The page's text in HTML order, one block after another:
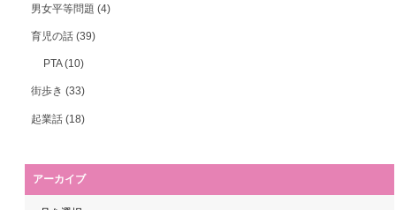
男女平等問題(4)
育児の話(39)
PTA(10)
街歩き(33)
起業話(18)
アーカイブ